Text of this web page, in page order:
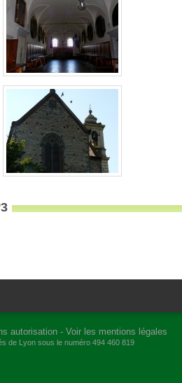
autorisation - Voir les mentions légales
de Lyon sous le numéro 494 460 819